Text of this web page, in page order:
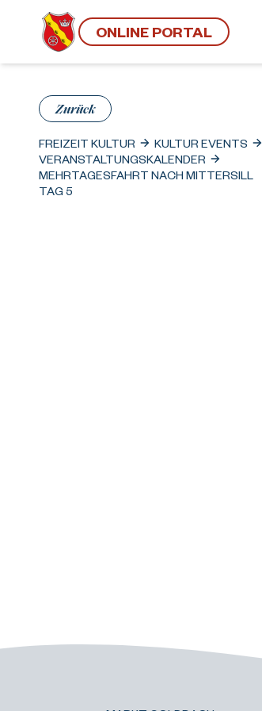
ONLINE PORTAL
Zurück
FREIZEIT KULTUR
KULTUR EVENTS
VERANSTALTUNGSKALENDER
MEHRTAGESFAHRT NACH MITTERSILL
TAG 5